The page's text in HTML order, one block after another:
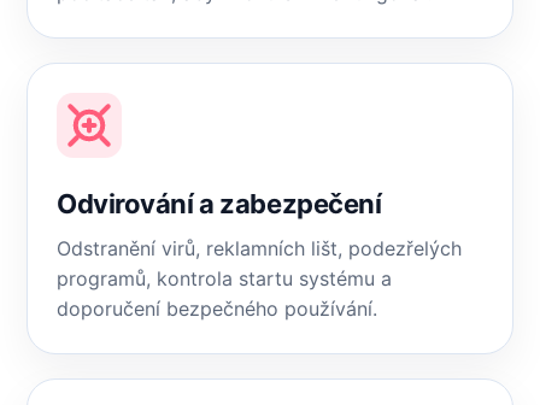
Odvirování a zabezpečení
Odstranění virů, reklamních lišt, podezřelých
programů, kontrola startu systému a
doporučení bezpečného používání.